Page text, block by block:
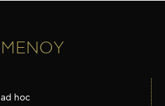
ΜΕΝΟΥ
ad hoc